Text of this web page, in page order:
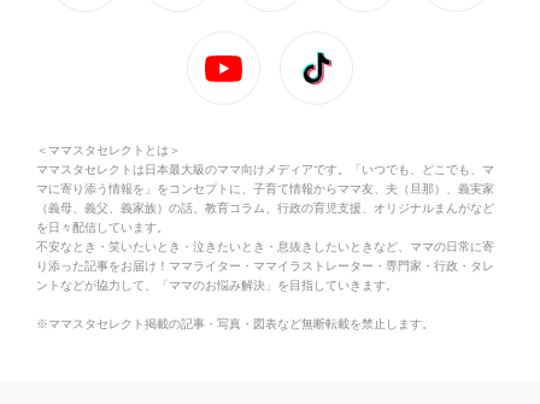
＜ママスタセレクトとは＞
ママスタセレクトは日本最大級のママ向けメディアです。「いつでも、どこでも、マ
マに寄り添う情報を」をコンセプトに、子育て情報からママ友、夫（旦那）、義実家
（義母、義父、義家族）の話、教育コラム、行政の育児支援、オリジナルまんがなど
を日々配信しています。
不安なとき・笑いたいとき・泣きたいとき・息抜きしたいときなど、ママの日常に寄
り添った記事をお届け！ママライター・ママイラストレーター・専門家・行政・タレ
ントなどが協力して、「ママのお悩み解決」を目指していきます。
※ママスタセレクト掲載の記事・写真・図表など無断転載を禁止します。